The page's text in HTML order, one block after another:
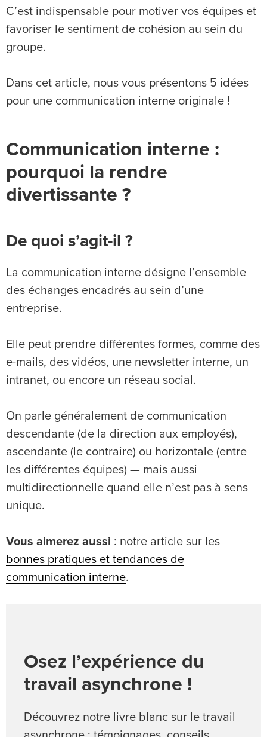
C’est indispensable pour motiver vos équipes et
favoriser le sentiment de cohésion au sein du
groupe.
Dans cet article, nous vous présentons 5 idées
pour une communication interne originale !
Communication interne :
pourquoi la rendre
divertissante ?
De quoi s’agit-il ?
La communication interne désigne l’ensemble
des échanges encadrés au sein d’une
entreprise.
Elle peut prendre différentes formes, comme des
e-mails, des vidéos, une newsletter interne, un
intranet, ou encore un réseau social.
On parle généralement de communication
descendante (de la direction aux employés),
ascendante (le contraire) ou horizontale (entre
les différentes équipes) — mais aussi
multidirectionnelle quand elle n’est pas à sens
unique.
Vous aimerez aussi : notre article sur les
bonnes pratiques et tendances de
communication interne.
Osez l’expérience du
travail asynchrone !
Découvrez notre livre blanc sur le travail